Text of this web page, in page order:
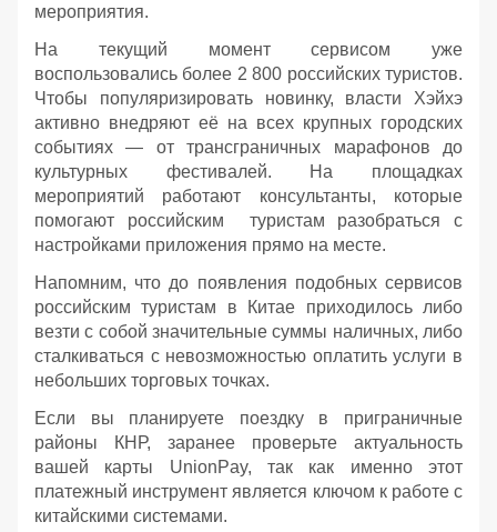
мероприятия.
На текущий момент сервисом уже
воспользовались более 2 800 российских туристов.
Чтобы популяризировать новинку, власти Хэйхэ
активно внедряют её на всех крупных городских
событиях — от трансграничных марафонов до
культурных фестивалей. На площадках
мероприятий работают консультанты, которые
помогают российским туристам разобраться с
настройками приложения прямо на месте.
Напомним, что до появления подобных сервисов
российским туристам в Китае приходилось либо
везти с собой значительные суммы наличных, либо
сталкиваться с невозможностью оплатить услуги в
небольших торговых точках.
Если вы планируете поездку в приграничные
районы КНР, заранее проверьте актуальность
вашей карты UnionPay, так как именно этот
платежный инструмент является ключом к работе с
китайскими системами.